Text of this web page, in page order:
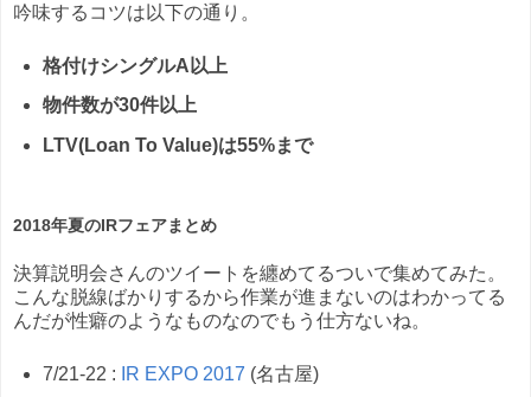
吟味するコツは以下の通り。
格付けシングルA以上
物件数が30件以上
LTV(Loan To Value)は55%まで
2018年夏のIRフェアまとめ
決算説明会さんのツイートを纏めてるついで集めてみた。
こんな脱線ばかりするから作業が進まないのはわかってる
んだが性癖のようなものなのでもう仕方ないね。
7/21-22 : IR EXPO 2017 (名古屋)